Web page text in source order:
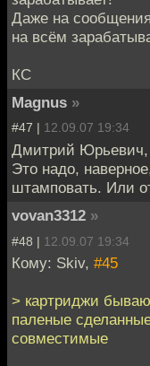
Даже на
на всём
КС
Magnus »
#47 | 12.09.07 19:34
Дмитрий Юрьевич,
Это надо,
штамповать. Или
vovan3312 »
#48 | 12.09.07 19:34
Кому: Skiv, #45
> картриджи
паленые
совместимые